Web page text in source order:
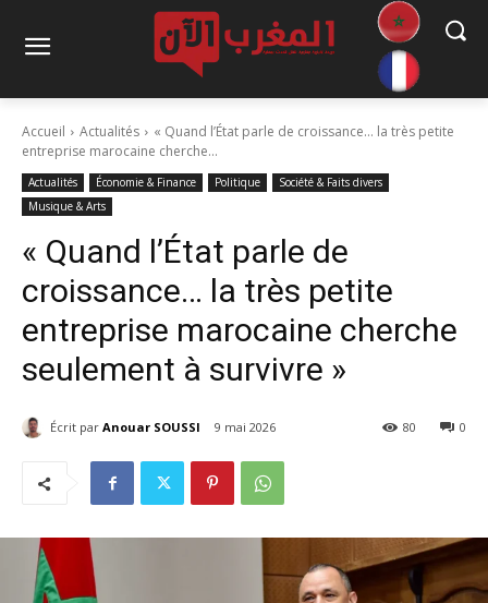
Accueil Actualités
« Quand l’État parle de croissance… la très petite
entreprise marocaine cherche...
Actualités Économie & Finance Politique
Société & Faits divers
Musique & Arts
« Quand l’État parle de
croissance… la très petite
entreprise marocaine cherche
seulement à survivre »
Écrit par Anouar SOUSSI 9 mai 2026 0
80